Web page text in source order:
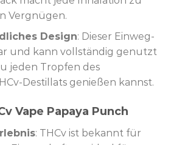
Vergnügen.
Design: Dieser Einweg-
und kann vollständig genutzt
jeden Tropfen des
Destillats genießen kannst.
Vape Papaya Punch
: THCv ist bekannt für